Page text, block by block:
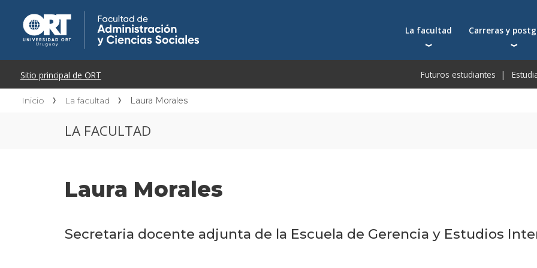
La facultad
Autoridades
Carreras y
Carreras
Postgrados
Futuros estudiantes
Inicio La facultad Laura Morales
LA FACULTAD
Laura Morales
Secretaria docente adjunta de la Escuela de Gerencia y Estudios